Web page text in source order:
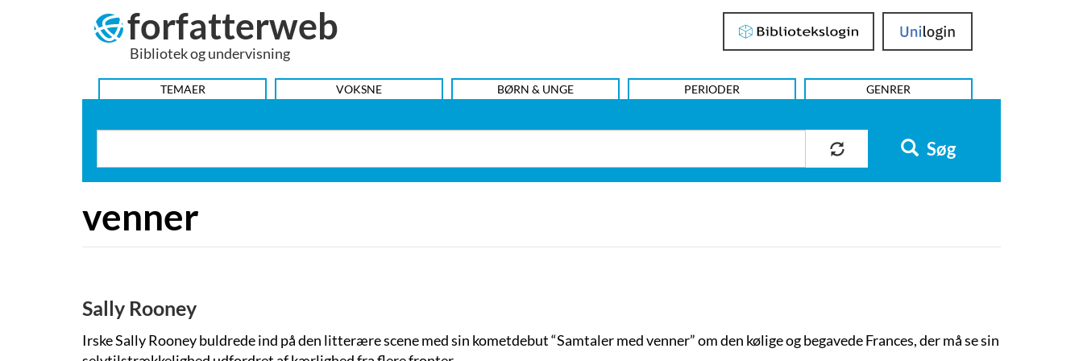
forfatterweb
Bibliotek og undervisning
Bibliotekslogin UniLogin
HOVEDMENU
TEMAER VOKSNE BØRN & UNGE PERIODER GENRER
Søg
venner
Sally Rooney
Irske Sally Rooney buldrede ind på den litterære scene med sin kometdebut “Samtaler med venner” om den kølige og begavede Frances, der må se sin